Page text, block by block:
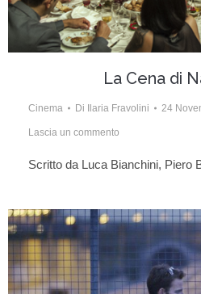
La Cena di
Cinema Di Ilaria Fravolini 24
Lascia un commento
Scritto da Luca Bianchini, Piero